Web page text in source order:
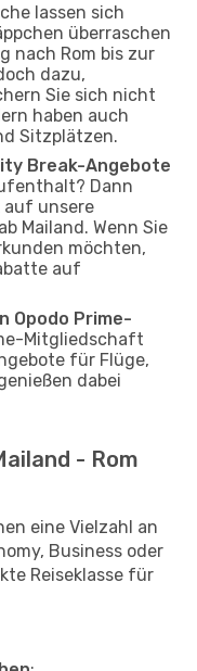
lassen sich
überraschen
nach Rom bis zur
dazu,
Sie sich nicht
haben auch
Sitzplätzen.
Break-Angebote
Dann
auf unsere
ab Mailand. Wenn Sie
möchten,
auf
Opodo Prime-
Mitgliedschaft
für Flüge,
dabei
- Rom
eine Vielzahl an
Business oder
Reiseklasse für